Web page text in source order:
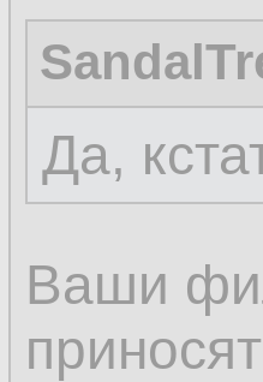
Да,
Ваши